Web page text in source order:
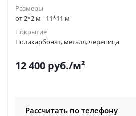
Размеры
от 2*2 м - 11*11 м
Покрытие
Поликарбонат, металл, черепица
12 400 руб./м²
Рассчитать по телефону